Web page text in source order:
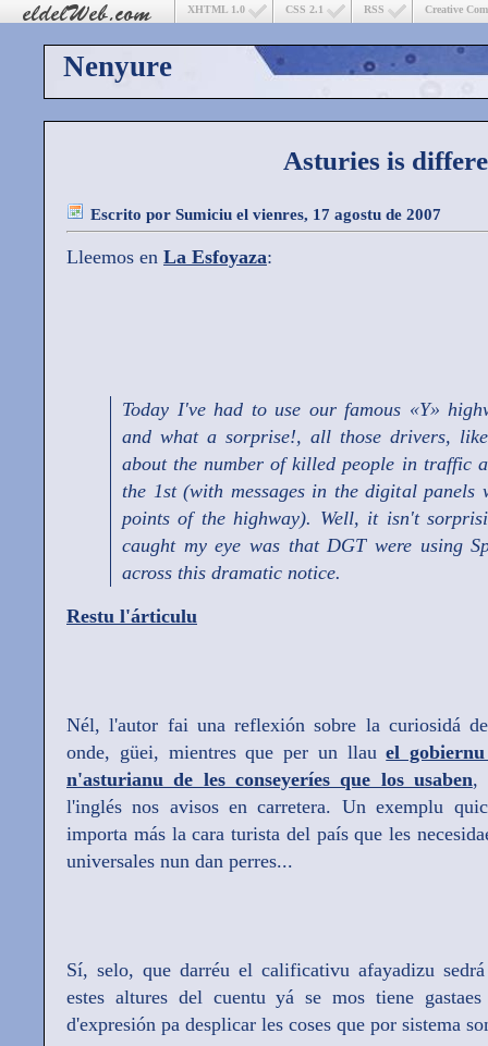
Creative
RSS
CSS 2.1
XHTML 1.0
Nenyure
Asturies is
Escrito por Sumiciu el vienres, 17 agostu de 2007
Lleemos en La Esfoyaza:
Today I've had to use our famous «Y»
and what a sorprise!, all those drivers,
about the number of killed people in traffic
the 1st (with messages in the digital panels
points of the highway). Well, it isn't
caught my eye was that DGT were using
across this dramatic notice.
Restu l'árticulu
Nél, l'autor fai una reflexión sobre la curiosidá
onde, güei, mientres que per un llauel
n'asturianu de les conseyeríes que los usaben,
l'inglés nos avisos en carretera. Un exemplu
importa más la cara turista del país que les
universales nun dan perres...
Sí, selo, que darréu el calificativu afayadizu
estes altures del cuentu yá se mos tiene
d'expresión pa desplicar les coses que por sistema